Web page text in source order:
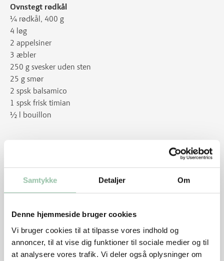
Samtykke Detaljer Om
Denne hjemmeside bruger cookies
Vi bruger cookies til at tilpasse vores indhold og
annoncer, til at vise dig funktioner til sociale medier og til
at analysere vores trafik. Vi deler også oplysninger om
Ovnstegt rødkål
¼ rødkål, 400 g
4 løg
2 appelsiner
3 æbler
250 g svesker uden sten
25 g smør
2 spsk balsamico
1 spsk frisk timian
½ l bouillon
Kartofler evt. brunede og sauce.
Andesteg
Bestil anden hos slagteren nogle dage i forvejen.
Krydr anden med salt og peber ind- og udvendig.